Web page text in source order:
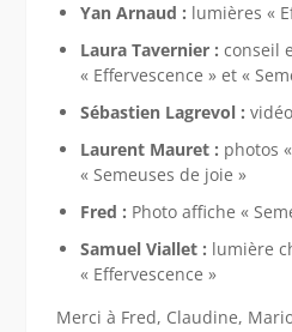
Yan Arnaud : lumières «
Laura Tavernier : conseil
« Effervescence » et «
Sébastien Lagrevol :
Laurent Mauret : photos
« Semeuses de joie »
Fred : Photo affiche «
Samuel Viallet : lumière
« Effervescence »
Merci à Fred, Claudine,